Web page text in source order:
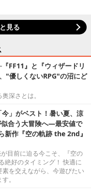
見る
FF11』と『ウィザードリ
"優しくないRPG"の沼にど
深さとは。
今」がベスト！暑い夏、涼
似合う大冒険へ―最安値で
作『空の軌跡 the 2nd』
目前に迫る今こそ、『空の
絶好のタイミング！ 快適に
を交えながら、今遊びたい
。